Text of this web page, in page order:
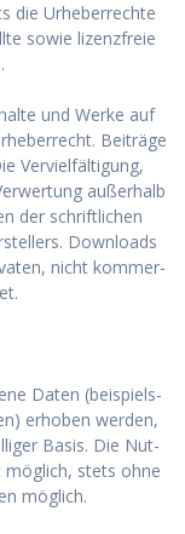
die Urhe­ber­rech­te
sowie lizenz­freie
und Wer­ke auf
Bei­trä­ge
Ver­viel­fäl­ti­gung,
außer­halb
der schrift­li­chen
Down­loads
nicht kom­mer­
Daten (bei­spiels­
erho­ben wer­den,
Basis. Die Nut­
stets ohne
mög­lich.